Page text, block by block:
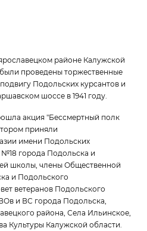
районе Калужской
проведены торжественные
Подольских курсантов и
шоссе в 1941 году.
акция "Бессмертный полк
приняли
имени Подольских
города Подольска и
школы, члены Общественной
и Подольского
ветеранов Подольского
и ВС города Подольска,
района, Села Ильинское,
Культуры Калужской области.